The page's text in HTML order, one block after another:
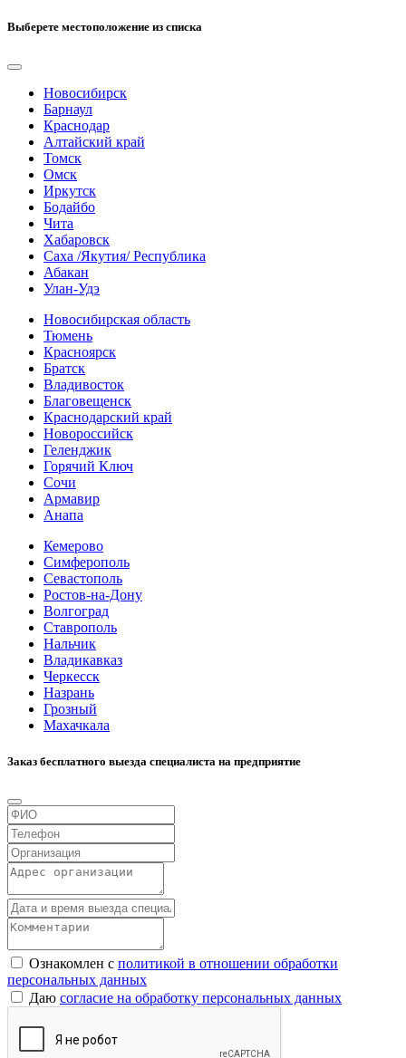
Выберете местоположение из списка
Новосибирск
Барнаул
Краснодар
Алтайский край
Томск
Омск
Иркутск
Бодайбо
Чита
Хабаровск
Саха /Якутия/ Республика
Абакан
Улан-Удэ
Новосибирская область
Тюмень
Красноярск
Братск
Владивосток
Благовещенск
Краснодарский край
Новороссийск
Геленджик
Горячий Ключ
Сочи
Армавир
Анапа
Кемерово
Симферополь
Севастополь
Ростов-на-Дону
Волгоград
Ставрополь
Нальчик
Владикавказ
Черкесск
Назрань
Грозный
Махачкала
Заказ бесплатного выезда специалиста на предприятие
Ознакомлен с политикой в отношении обработки
персональных данных
Даю согласие на обработку персональных данных